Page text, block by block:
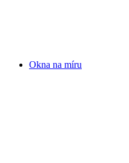
Okna na míru